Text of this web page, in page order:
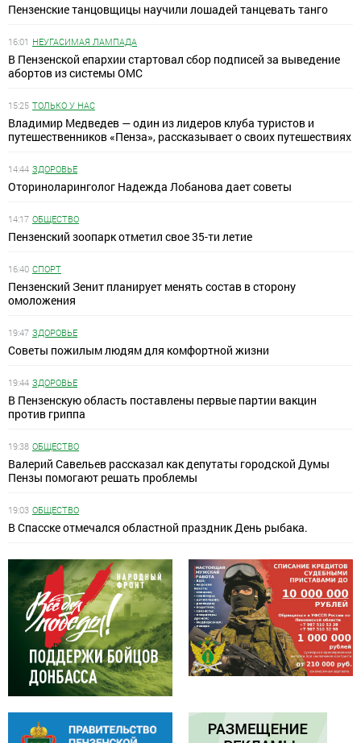
Пензенские танцовщицы научили лошадей танцевать танго
16:01 НЕУГАСИМАЯ ЛАМПАДА
В Пензенской епархии стартовал сбор подписей за выведение
абортов из системы ОМС
15:25 ТОЛЬКО У НАС
Владимир Медведев — один из лидеров клуба туристов и
путешественников «Пенза», рассказывает о своих путешествиях
14:44 ЗДОРОВЬЕ
Оториноларинголог Надежда Лобанова дает советы
14:17 ОБЩЕСТВО
Пензенский зоопарк отметил свое 35-ти летие
16:40 СПОРТ
Пензенский Зенит планирует менять состав в сторону
омоложения
19:47 ЗДОРОВЬЕ
Советы пожилым людям для комфортной жизни
19:44 ЗДОРОВЬЕ
В Пензенскую область поставлены первые партии вакцин
против гриппа
19:38 ОБЩЕСТВО
Валерий Савельев рассказал как депутаты городской Думы
Пензы помогают решать проблемы
19:03 ОБЩЕСТВО
В Спасске отмечался областной праздник День рыбака.